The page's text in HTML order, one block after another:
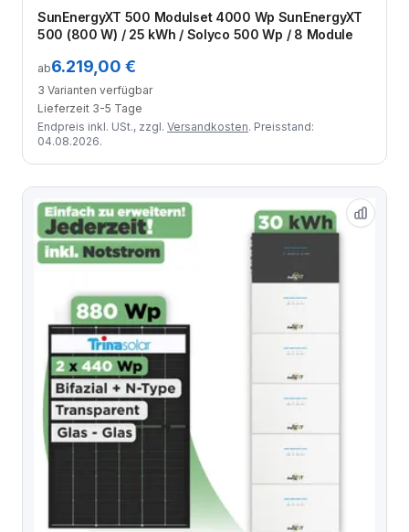
Zum Angebot
SunEnergyXT 500 Modulset 4000 Wp SunEnergyXT
500 (800 W) / 25 kWh / Solyco 500 Wp / 8 Module
ab6.219,00 €
3 Varianten verfügbar
Lieferzeit 3-5 Tage
Endpreis inkl. USt., zzgl. Versandkosten. Preisstand:
04.08.2026.